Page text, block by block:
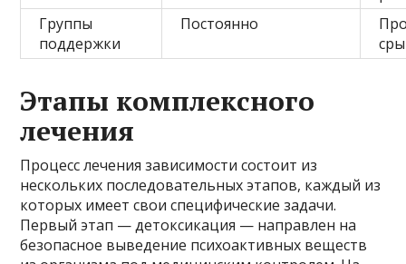
Группы
поддержки
Постоянно
Этапы комплексного
лечения
Процесс лечения зависимости состоит из
нескольких последовательных этапов, каждый из
которых имеет свои специфические задачи.
Первый этап — детоксикация — направлен на
безопасное выведение психоактивных веществ